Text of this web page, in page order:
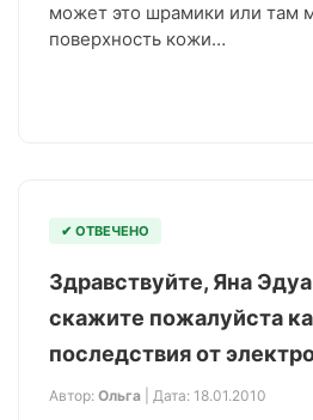
может это шрамики или там
поверхность кожи…
✔ ОТВЕЧЕНО
Здравствуйте, Яна
скажите пожалуйста
последствия от
Автор: Ольга | Дата: 18.01.2010